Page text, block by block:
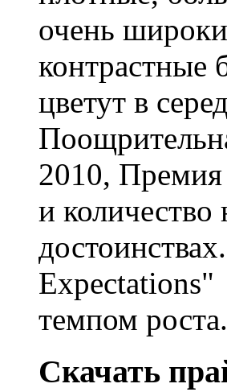
очень
контрастные
цветут в
2010, Премия
и количество
темпом
Скачать